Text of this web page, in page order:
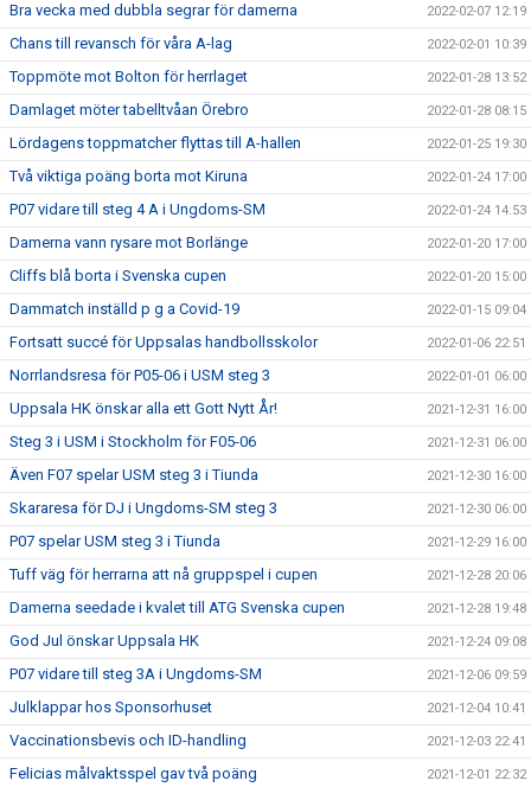
Bra vecka med dubbla segrar för damerna 2022-02-07 12:19
Chans till revansch för våra A-lag 2022-02-01 10:39
Toppmöte mot Bolton för herrlaget 2022-01-28 13:52
Damlaget möter tabelltvåan Örebro 2022-01-28 08:15
Lördagens toppmatcher flyttas till A-hallen 2022-01-25 19:30
Två viktiga poäng borta mot Kiruna 2022-01-24 17:00
P07 vidare till steg 4 A i Ungdoms-SM 2022-01-24 14:53
Damerna vann rysare mot Borlänge 2022-01-20 17:00
Cliffs blå borta i Svenska cupen 2022-01-20 15:00
Dammatch inställd p g a Covid-19 2022-01-15 09:04
Fortsatt succé för Uppsalas handbollsskolor 2022-01-06 22:51
Norrlandsresa för P05-06 i USM steg 3 2022-01-01 06:00
Uppsala HK önskar alla ett Gott Nytt År! 2021-12-31 16:00
Steg 3 i USM i Stockholm för F05-06 2021-12-31 06:00
Även F07 spelar USM steg 3 i Tiunda 2021-12-30 16:00
Skararesa för DJ i Ungdoms-SM steg 3 2021-12-30 06:00
P07 spelar USM steg 3 i Tiunda 2021-12-29 16:00
Tuff väg för herrarna att nå gruppspel i cupen 2021-12-28 20:06
Damerna seedade i kvalet till ATG Svenska cupen 2021-12-28 19:48
God Jul önskar Uppsala HK 2021-12-24 09:08
P07 vidare till steg 3A i Ungdoms-SM 2021-12-06 09:59
Julklappar hos Sponsorhuset 2021-12-04 10:41
Vaccinationsbevis och ID-handling 2021-12-03 22:41
Felicias målvaktsspel gav två poäng 2021-12-01 22:32